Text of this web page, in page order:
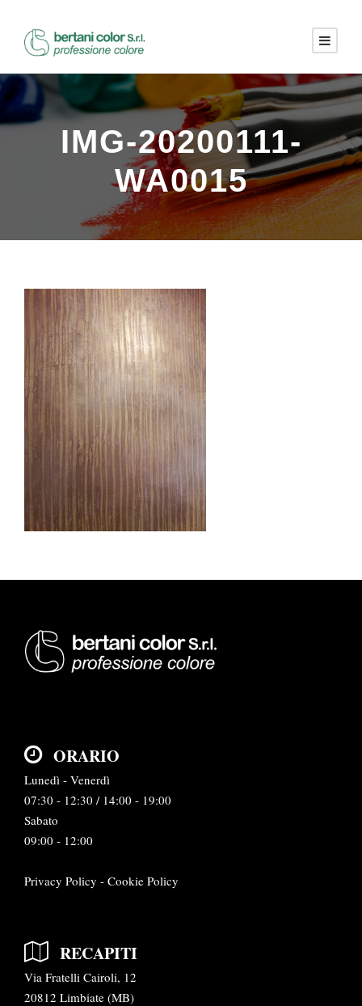
IMG-20200111-
WA0015
ORARIO
Lunedì - Venerdì
07:30 - 12:30 / 14:00 - 19:00
Sabato
09:00 - 12:00
Privacy Policy - Cookie Policy
RECAPITI
Via Fratelli Cairoli, 12
20812 Limbiate (MB)